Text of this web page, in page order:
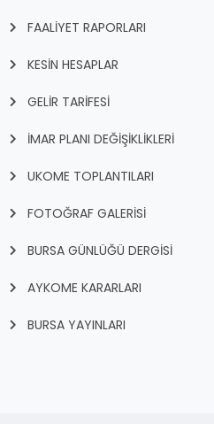
FAALİYET RAPORLARI
KESİN HESAPLAR
GELİR TARİFESİ
İMAR PLANI DEĞİŞİKLİKLERİ
UKOME TOPLANTILARI
FOTOĞRAF GALERİSİ
BURSA GÜNLÜĞÜ DERGİSİ
AYKOME KARARLARI
BURSA YAYINLARI